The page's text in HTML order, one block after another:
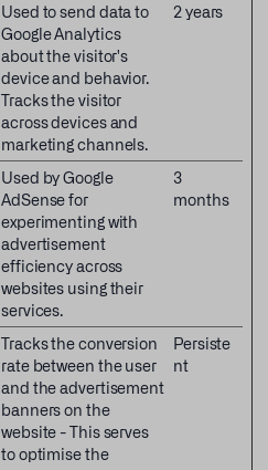
Used to send data to
Google Analytics
about the visitor's
device and behavior.
Tracks the visitor
across devices and
marketing channels.
2 years
Used by Google
AdSense for
experimenting with
advertisement
efficiency across
websites using their
services.
3
months
Tracks the conversion
rate between the user
and the advertisement
banners on the
website - This serves
to optimise the
Persiste
nt